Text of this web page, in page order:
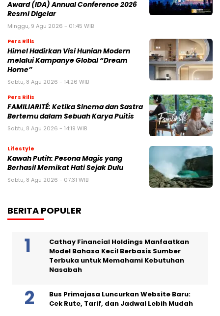
Award (IDA) Annual Conference 2026
Resmi Digelar
Minggu, 9 Agu 2026 - 01:45 WIB
Pers Rilis
Himel Hadirkan Visi Hunian Modern
melalui Kampanye Global “Dream
Home”
Sabtu, 8 Agu 2026 - 14:26 WIB
Pers Rilis
FAMILIARITÉ: Ketika Sinema dan Sastra
Bertemu dalam Sebuah Karya Puitis
Sabtu, 8 Agu 2026 - 14:19 WIB
Lifestyle
Kawah Putih: Pesona Magis yang
Berhasil Memikat Hati Sejak Dulu
Sabtu, 8 Agu 2026 - 07:31 WIB
BERITA POPULER
Cathay Financial Holdings Manfaatkan
Model Bahasa Kecil Berbasis Sumber
Terbuka untuk Memahami Kebutuhan
Nasabah
Bus Primajasa Luncurkan Website Baru:
Cek Rute, Tarif, dan Jadwal Lebih Mudah